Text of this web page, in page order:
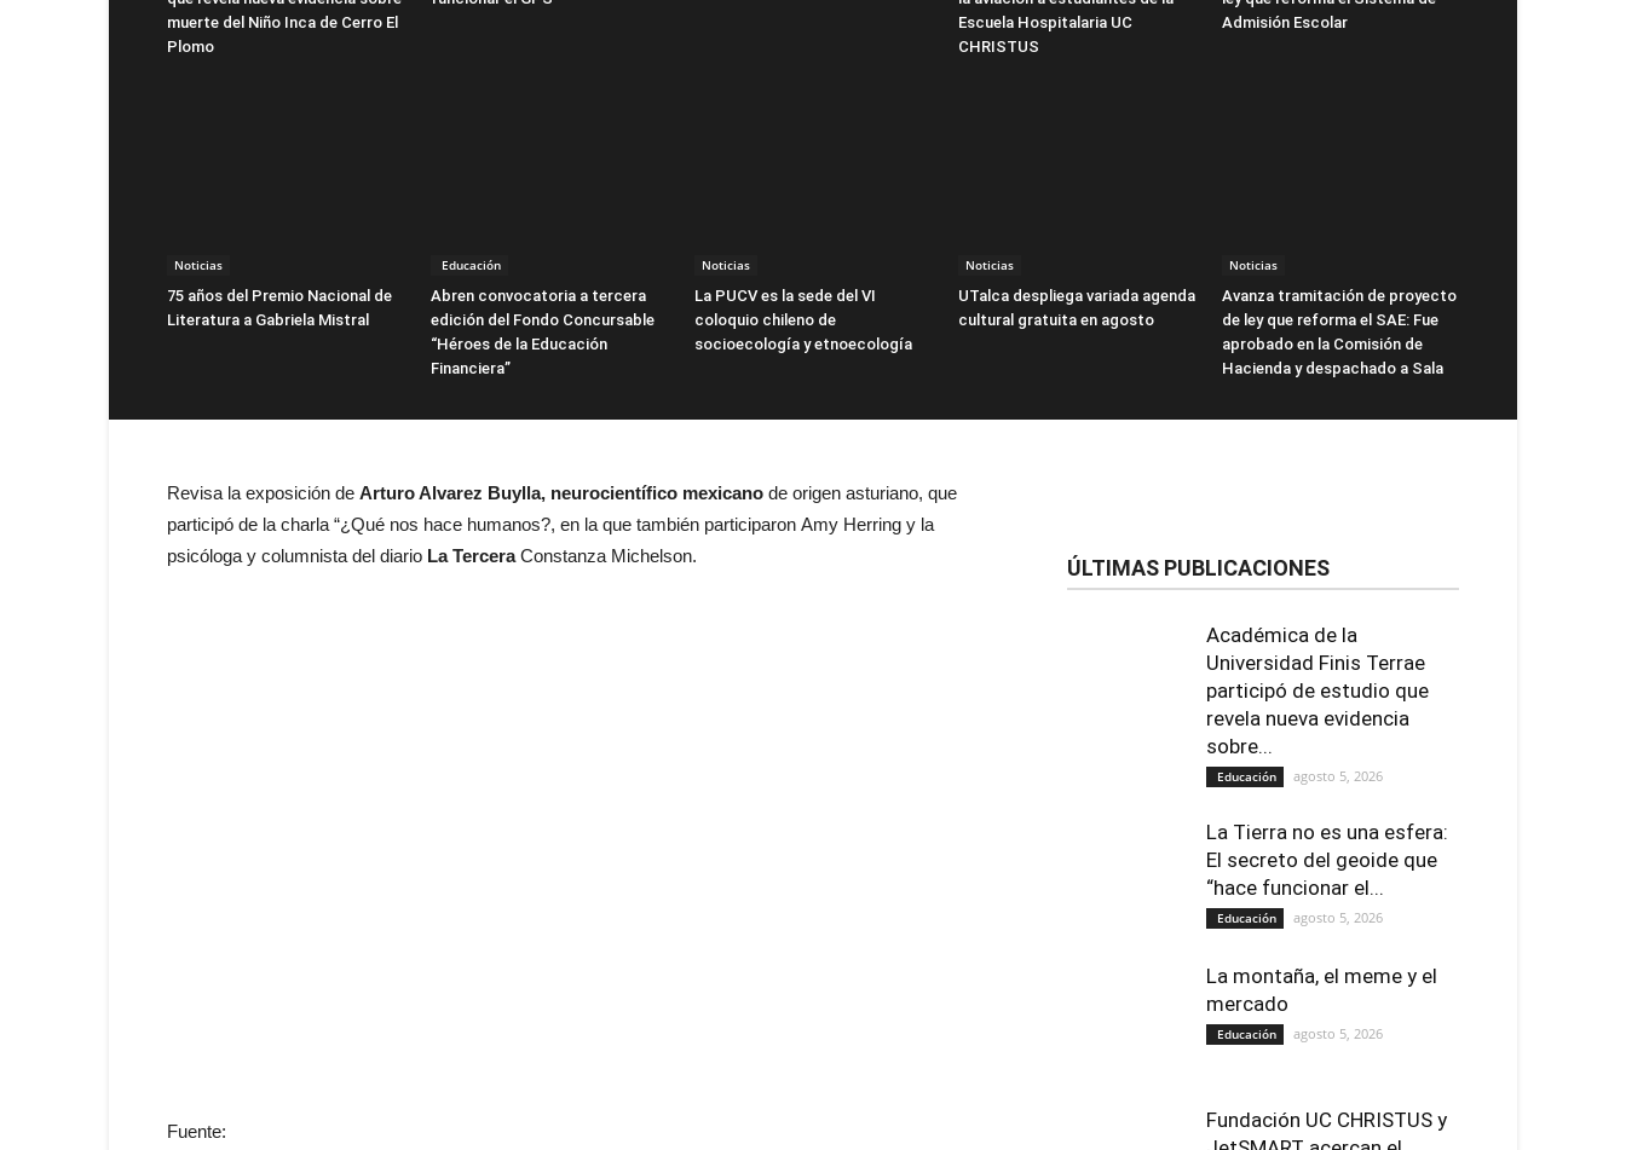
muerte del Niño Inca de Cerro El
Plomo
Escuela Hospitalaria UC
CHRISTUS
Admisión Escolar
Noticias
75 años del Premio Nacional de
Literatura a Gabriela Mistral
Educación
Abren convocatoria a tercera
edición del Fondo Concursable
“Héroes de la Educación
Financiera”
Noticias
La PUCV es la sede del VI
coloquio chileno de
socioecología y etnoecología
Noticias
UTalca despliega variada agenda
cultural gratuita en agosto
Noticias
Avanza tramitación de proyecto
de ley que reforma el SAE: Fue
aprobado en la Comisión de
Hacienda y despachado a Sala
Revisa la exposición de Arturo Alvarez Buylla, neurocientífico mexicano de origen asturiano, que
participó de la charla “¿Qué nos hace humanos?, en la que también participaron Amy Herring y la
psicóloga y columnista del diario La TerceraConstanza Michelson.
Fuente:
ÚLTIMAS PUBLICACIONES
Académica de la
Universidad Finis Terrae
participó de estudio que
revela nueva evidencia
sobre...
Educación agosto 5, 2026
La Tierra no es una esfera:
El secreto del geoide que
“hace funcionar el...
Educación agosto 5, 2026
La montaña, el meme y el
mercado
Educación agosto 5, 2026
Fundación UC CHRISTUS y